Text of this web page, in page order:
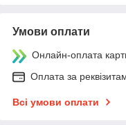
Умови оплати
Онлайн-оплата
Оплата за
Всі умови оплати